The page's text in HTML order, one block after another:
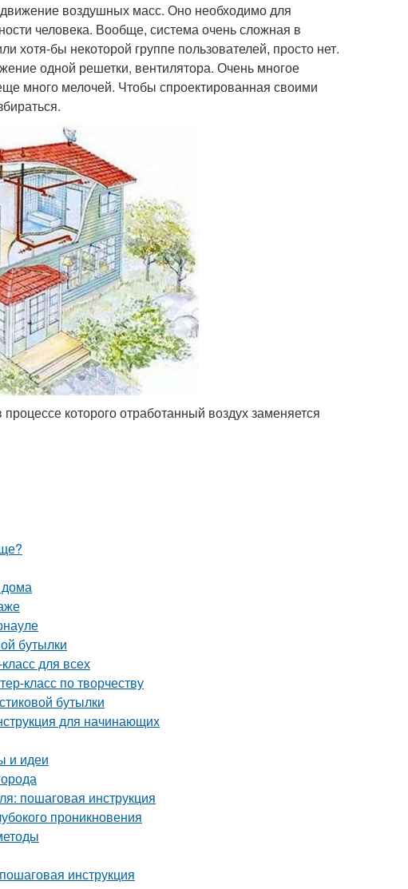
воздушных масс. Оно необходимо для
человека. Вообще, система очень сложная в
хотя-бы некоторой группе пользователей, просто нет.
одной решетки, вентилятора. Очень многое
много мелочей. Чтобы спроектированная своими
которого отработанный воздух заменяется
дома
бутылки
для всех
класс по творчеству
бутылки
для начинающих
и идеи
пошаговая инструкция
проникновения
инструкция